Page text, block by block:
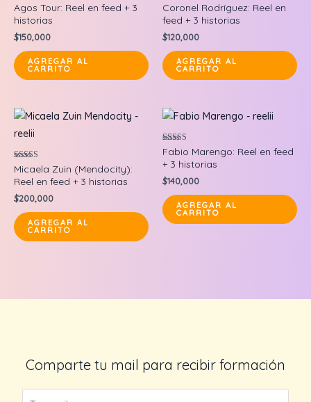
Valorado en
5.00
de 5
Agos Tour: Reel en feed + 3
historias
$150,000
AGREGAR AL
CARRITO
Valorado
en
0
de
5
Coronel Rodríguez: Reel en
feed + 3 historias
$120,000
AGREGAR AL
CARRITO
Valorado en
5.00
de 5
Micaela Zuin (Mendocity):
Reel en feed + 3 historias
$200,000
AGREGAR AL
CARRITO
Valorado en
5.00
de 5
Fabio Marengo: Reel en feed
+ 3 historias
$140,000
AGREGAR AL
CARRITO
Comparte tu mail para recibir formación